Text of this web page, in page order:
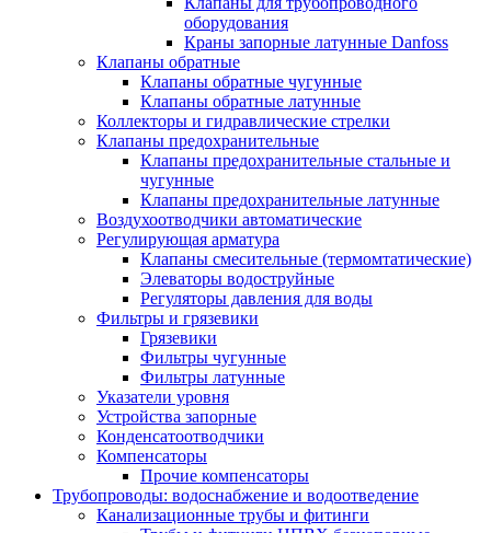
оборудования
Краны запорные латунные Danfoss
Клапаны обратные
Клапаны обратные чугунные
Клапаны обратные латунные
Коллекторы и гидравлические стрелки
Клапаны предохранительные
Клапаны предохранительные стальные и
чугунные
Клапаны предохранительные латунные
Воздухоотводчики автоматические
Регулирующая арматура
Клапаны смесительные (термомтатические)
Элеваторы водоструйные
Регуляторы давления для воды
Фильтры и грязевики
Грязевики
Фильтры чугунные
Фильтры латунные
Указатели уровня
Устройства запорные
Конденсатоотводчики
Компенсаторы
Прочие компенсаторы
Трубопроводы: водоснабжение и водоотведение
Канализационные трубы и фитинги